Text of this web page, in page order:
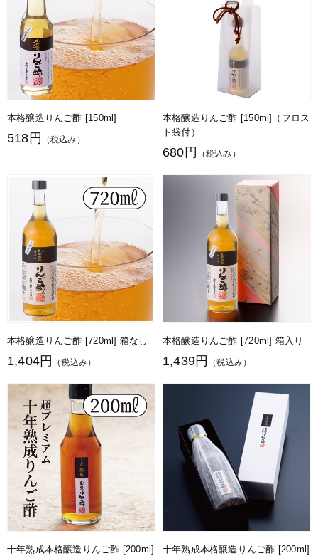
本格醸造りんご酢 [150ml]
518円 （税込み）
本格醸造りんご酢 [150ml]（フロス
ト袋付）
680円 （税込み）
本格醸造りんご酢 [720ml] 箱なし
1,404円 （税込み）
本格醸造りんご酢 [720ml] 箱入り
1,439円 （税込み）
十年熟成本格醸造りんご酢 [200ml]
十年熟成本格醸造りんご酢 [200ml]